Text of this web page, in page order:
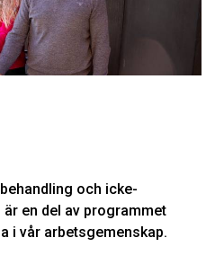
och icke-
en del av programmet
i vår arbetsgemenskap.